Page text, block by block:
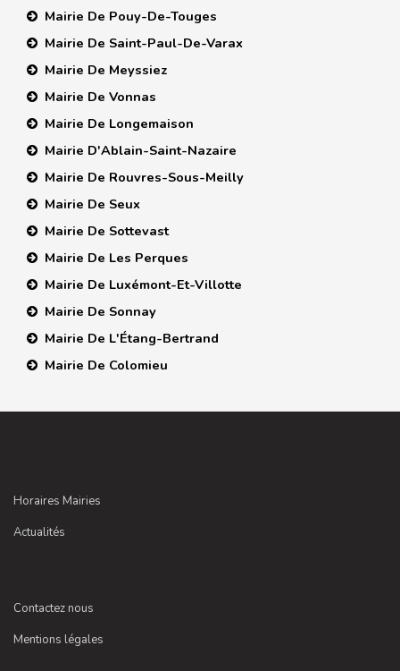
Mairie De Pouy-De-Touges
Mairie De Saint-Paul-De-Varax
Mairie De Meyssiez
Mairie De Vonnas
Mairie De Longemaison
Mairie D'Ablain-Saint-Nazaire
Mairie De Rouvres-Sous-Meilly
Mairie De Seux
Mairie De Sottevast
Mairie De Les Perques
Mairie De Luxémont-Et-Villotte
Mairie De Sonnay
Mairie De L'Étang-Bertrand
Mairie De Colomieu
Horaires Mairies
Actualités
Contactez nous
Mentions légales